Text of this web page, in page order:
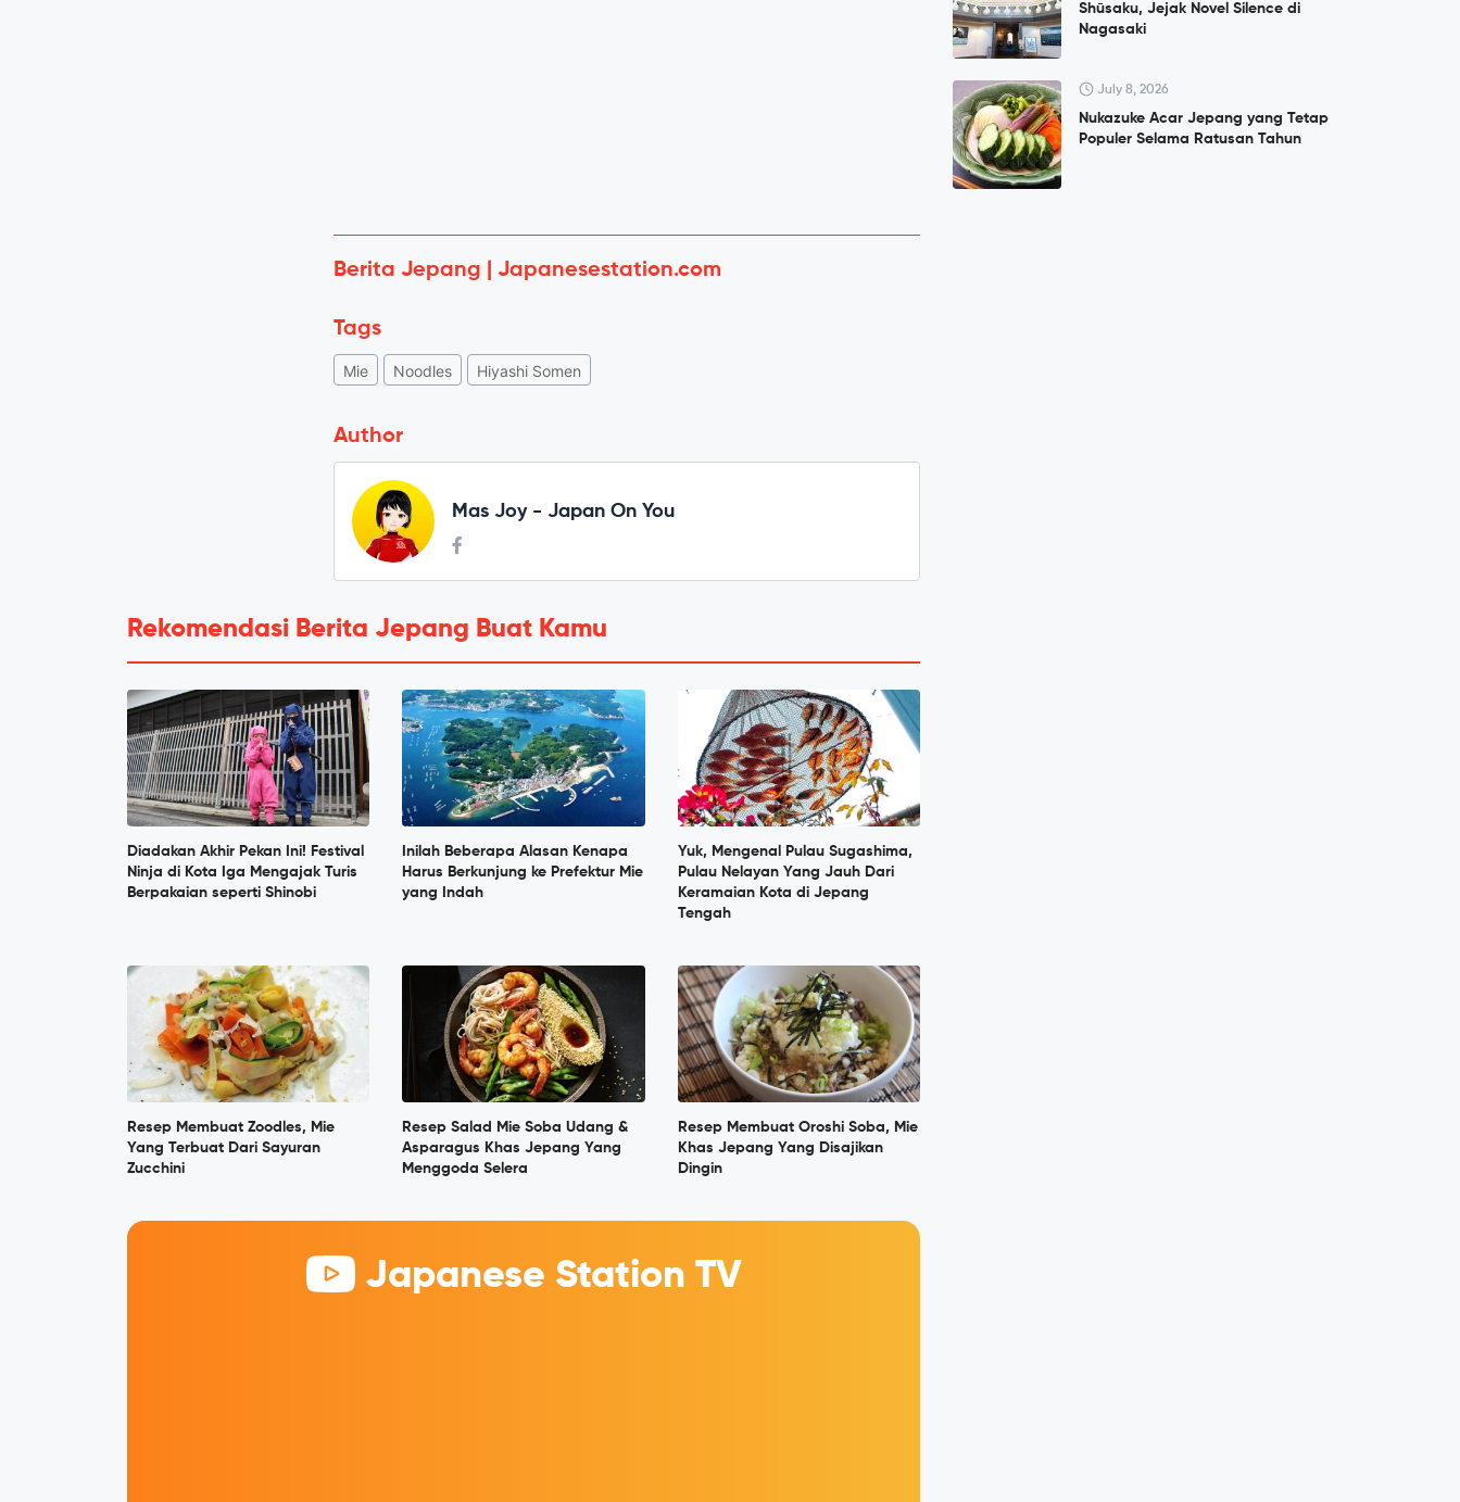
Berita Jepang | Japanesestation.com
Tags
Mie Noodles Hiyashi Somen
Author
Mas Joy - Japan On You
Rekomendasi Berita Jepang Buat Kamu
Diadakan Akhir Pekan Ini! Festival
Ninja di Kota Iga Mengajak Turis
Berpakaian seperti Shinobi
Inilah Beberapa Alasan Kenapa
Harus Berkunjung ke Prefektur Mie
yang Indah
Yuk, Mengenal Pulau Sugashima,
Pulau Nelayan Yang Jauh Dari
Keramaian Kota di Jepang
Tengah
Resep Membuat Zoodles, Mie
Yang Terbuat Dari Sayuran
Zucchini
Resep Salad Mie Soba Udang &
Asparagus Khas Jepang Yang
Menggoda Selera
Resep Membuat Oroshi Soba, Mie
Khas Jepang Yang Disajikan
Dingin
Japanese Station TV
Shūsaku, Jejak Novel Silence di
Nagasaki
July 8, 2026
Nukazuke Acar Jepang yang Tetap
Populer Selama Ratusan Tahun